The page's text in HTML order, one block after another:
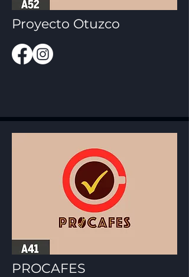
Proyecto Otuzco
PROCAFES